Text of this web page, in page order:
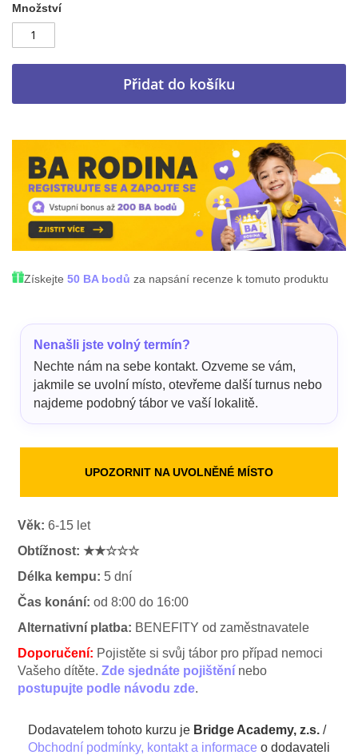
Množství
Přidat do košíku
Získejte 50 BA bodů za napsání recenze k tomuto produktu
Nenašli jste volný termín?
Nechte nám na sebe kontakt. Ozveme se vám,
jakmile se uvolní místo, otevřeme další turnus nebo
najdeme podobný tábor ve vaší lokalitě.
UPOZORNIT NA UVOLNĚNÉ MÍSTO
Věk: 6-15 let
Obtížnost:★★☆☆☆
Délka kempu: 5 dní
Čas konání:od 8:00 do 16:00
Alternativní platba: BENEFITY od zaměstnavatele
Doporučení: Pojistěte si svůj tábor pro případ nemoci
Vašeho dítěte.Zde sjednáte pojištění nebo
postupujte podle návodu zde.
Dodavatelem tohoto kurzu je Bridge Academy, z.s. /
Obchodní podmínky, kontakt a informace o dodavateli